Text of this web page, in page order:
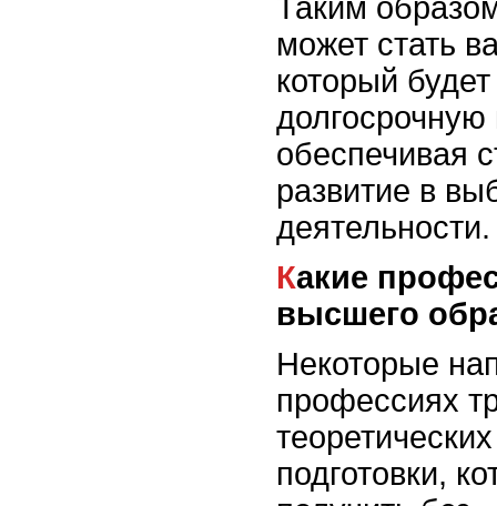
Таким
может стать
который
долгосрочную
обеспечивая
развитие в
деятельности.
Какие профессии требуют
высшего
Некоторые
профессиях
подготовки,